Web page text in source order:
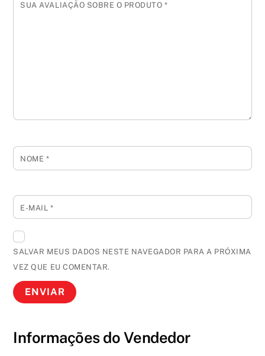
SUA AVALIAÇÃO SOBRE O PRODUTO *
NOME *
E-MAIL *
SALVAR MEUS DADOS NESTE NAVEGADOR PARA A PRÓXIMA
VEZ QUE EU COMENTAR.
Informações do Vendedor